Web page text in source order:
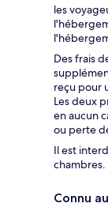
les
Des frais
reçu pour
Les deux
en aucun
ou perte
Il est
chambres.
Connu